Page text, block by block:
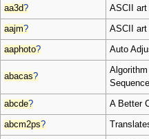
aa3d? ASCII art
aajm? ASCII art
aaphoto? Auto
abacas?
abcde? A Better
abcm2ps?